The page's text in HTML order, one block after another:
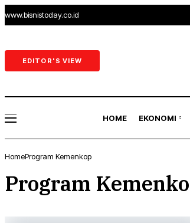
www.bisnistoday.co.id
EDITOR'S VIEW
HOME EKONOMI
HomeProgram Kemenkop
Program